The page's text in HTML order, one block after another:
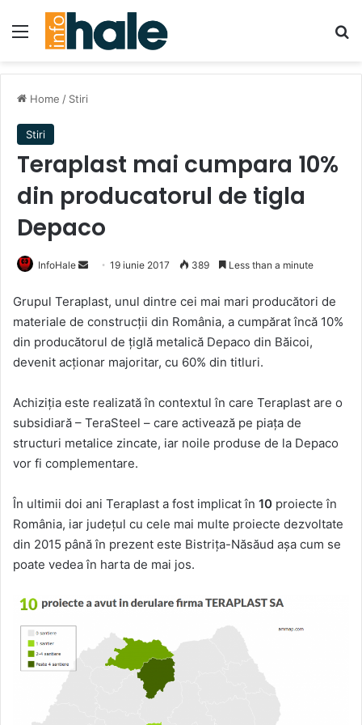
Menu
Home / Stiri
Stiri
Teraplast mai cumpara 10%
din producatorul de tigla
Depaco
InfoHale
Send
email
19 iunie 2017 389 Less than a minute
Grupul Teraplast, unul dintre cei mai mari producători de
materiale de construcții din România, a cumpărat încă 10%
din producătorul de țiglă metalică Depaco din Băicoi,
devenit acționar majoritar, cu 60% din titluri.
Achiziția este realizată în contextul în care Teraplast are o
subsidiară – TeraSteel – care activează pe piața de
structuri metalice zincate, iar noile produse de la Depaco
vor fi complementare.
În ultimii doi ani Teraplast a fost implicat în 10 proiecte în
România, iar județul cu cele mai multe proiecte dezvoltate
din 2015 până în prezent este Bistrița-Năsăud așa cum se
poate vedea în harta de mai jos.